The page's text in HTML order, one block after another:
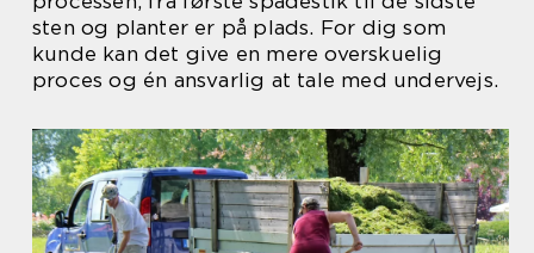
sten og planter er på plads. For dig som
kunde kan det give en mere overskuelig
proces og én ansvarlig at tale med undervejs.